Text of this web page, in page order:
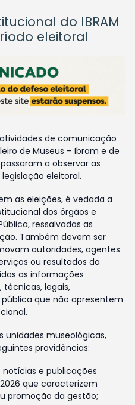
do IBRAM
eleitoral
de comunicação
de Museus – Ibram e de
a observar as
eleitoral.
as eleições, é vedada a
dos órgãos e
ressalvadas as
Também devem ser
autoridades, agentes
ou resultados da
as informações
legais,
que não apresentem
unidades museológicas,
providências:
e publicações
que caracterizem
promoção da gestão;